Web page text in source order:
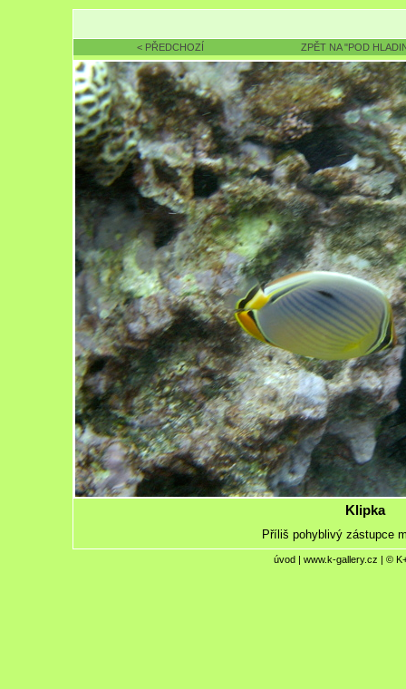
< PŘEDCHOZÍ ZPĚT NA "POD
Klipka
Příliš pohyblivý zástupce
úvod| www.k-gallery.cz | ©